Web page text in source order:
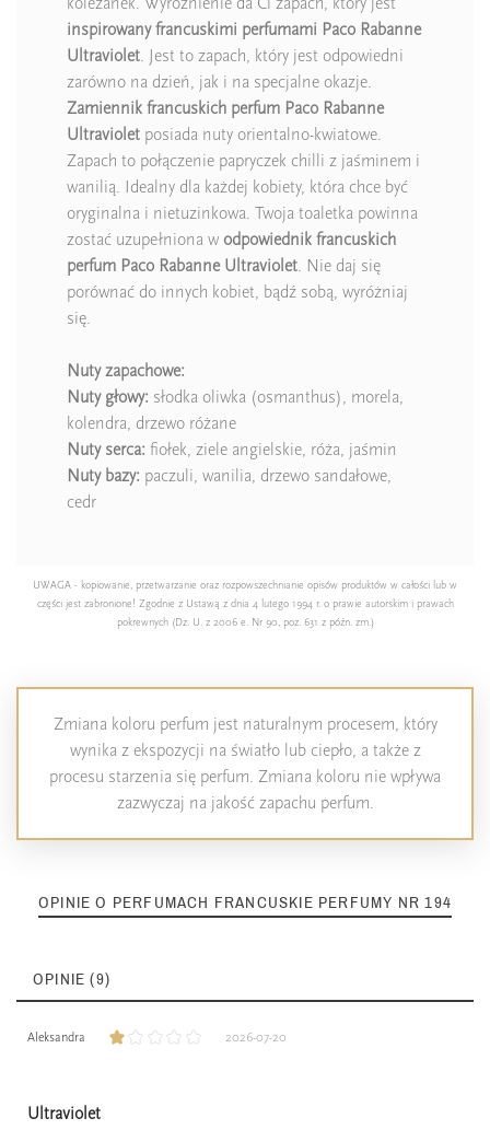
inspirowany francuskimi perfumami Paco Rabanne
Ultraviolet . Jest to zapach, który jest odpowiedni
zarówno na dzień, jak i na specjalne okazje.
Zamiennik francuskich perfum Paco Rabanne
Ultraviolet posiada nuty orientalno-kwiatowe.
Zapach to połączenie papryczek chilli z jaśminem i
wanilią. Idealny dla każdej kobiety, która chce być
oryginalna i nietuzinkowa. Twoja toaletka powinna
zostać uzupełniona w odpowiednik francuskich
perfum Paco Rabanne Ultraviolet . Nie daj się
porównać do innych kobiet, bądź sobą, wyróżniaj
się.
Nuty zapachowe:
Nuty głowy: słodka oliwka (osmanthus), morela,
kolendra, drzewo różane
Nuty serca: fiołek, ziele angielskie, róża, jaśmin
Nuty bazy: paczuli, wanilia, drzewo sandałowe,
cedr
UWAGA - kopiowanie, przetwarzanie oraz rozpowszechnianie opisów produktów w całości lub w
części jest zabronione! Zgodnie z Ustawą z dnia 4 lutego 1994 r. o prawie autorskim i prawach
pokrewnych (Dz. U. z 2006 e. Nr 90, poz. 631 z późn. zm.)
Zmiana koloru perfum jest naturalnym procesem, który
wynika z ekspozycji na światło lub ciepło, a także z
procesu starzenia się perfum. Zmiana koloru nie wpływa
zazwyczaj na jakość zapachu perfum.
OPINIE O PERFUMACH FRANCUSKIE PERFUMY NR 194
OPINIE (9)
Aleksandra 2026-07-20
Ultraviolet